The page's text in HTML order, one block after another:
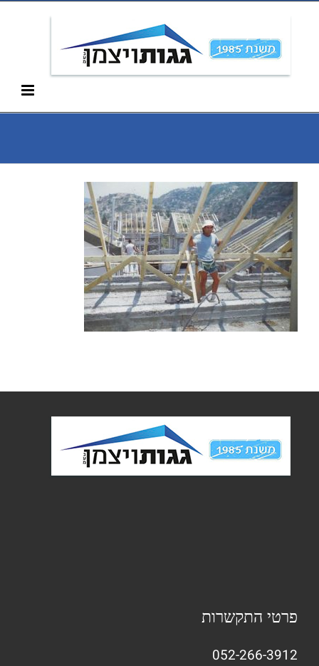
Skip
content
פרטי התקשרות
052-266-3912